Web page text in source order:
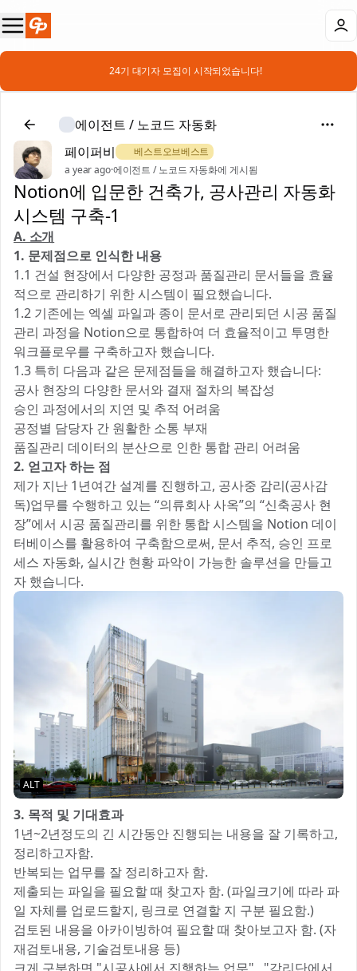
📣 24기 대기자 모집이 시작되었습니다!
에이전트 / 노코드 자동화
페이퍼비
🏅 베스트오브베스트
a year ago·에이전트 / 노코드 자동화에 게시됨
Notion에 입문한 건축가, 공사관리 자동화
시스템 구축-1
A. 소개
1. 문제점으로 인식한 내용
1.1 건설 현장에서 다양한 공정과 품질관리 문서들을 효율
적으로 관리하기 위한 시스템이 필요했습니다.
1.2 기존에는 엑셀 파일과 종이 문서로 관리되던 시공 품질
관리 과정을 Notion으로 통합하여 더 효율적이고 투명한
워크플로우를 구축하고자 했습니다.
1.3 특히 다음과 같은 문제점들을 해결하고자 했습니다:
공사 현장의 다양한 문서와 결재 절차의 복잡성
승인 과정에서의 지연 및 추적 어려움
공정별 담당자 간 원활한 소통 부재
품질관리 데이터의 분산으로 인한 통합 관리 어려움
2. 얻고자 하는 점
제가 지난 1년여간 설계를 진행하고, 공사중 감리(공사감
독)업무를 수행하고 있는 “의류회사 사옥”의 “신축공사 현
장”에서 시공 품질관리를 위한 통합 시스템을 Notion 데이
터베이스를 활용하여 구축함으로써, 문서 추적, 승인 프로
세스 자동화, 실시간 현황 파악이 가능한 솔루션을 만들고
자 했습니다.
ALT
3. 목적 및 기대효과
1년~2년정도의 긴 시간동안 진행되는 내용을 잘 기록하고,
정리하고자함.
반복되는 업무를 잘 정리하고자 함.
제출되는 파일을 필요할 때 찾고자 함. (파일크기에 따라 파
일 자체를 업로드할지, 링크로 연결할 지 구분 필요함.)
검토된 내용을 아카이빙하여 필요할 때 찾아보고자 함. (자
재검토내용, 기술검토내용 등)